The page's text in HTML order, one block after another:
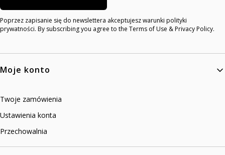
Poprzez zapisanie się do newslettera akceptujesz warunki polityki
prywatności. By subscribing you agree to the Terms of Use & Privacy Policy.
Linki w stopce
Moje konto
Twoje zamówienia
Ustawienia konta
Przechowalnia